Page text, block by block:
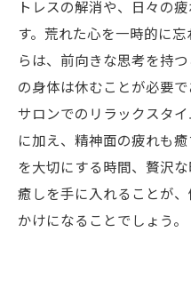
トレスの解消や、日々の
す。荒れた心を一時的に
らは、前向きな思考を持
の身体は休むことが必要
サロンでのリラックスタ
に加え、精神面の疲れも
を大切にする時間、贅沢
癒しを手に入れることが
かけになることでしょう。